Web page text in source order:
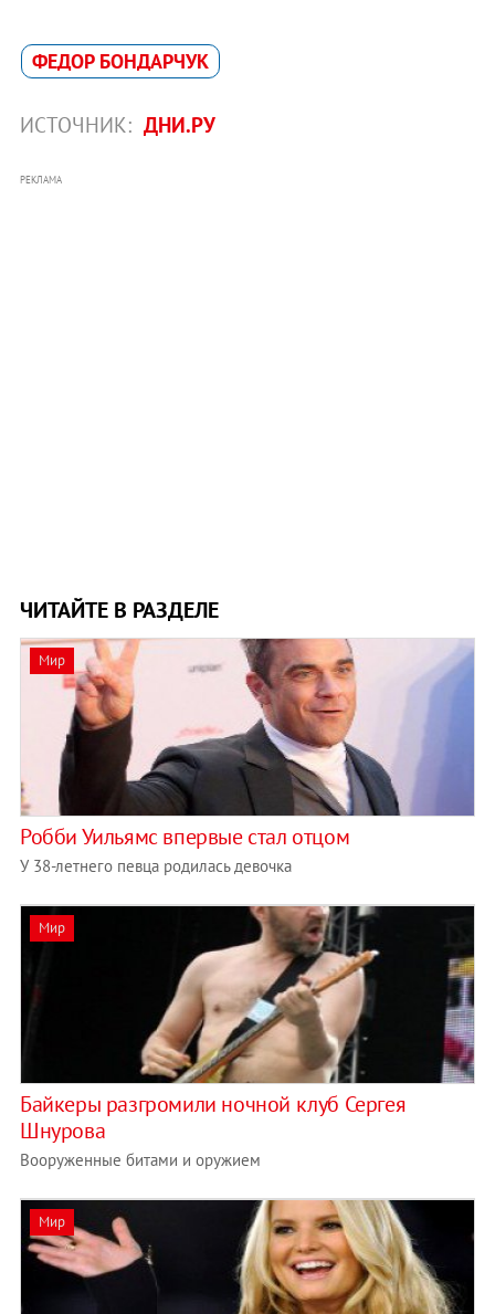
ФЕДОР БОНДАРЧУК
ИСТОЧНИК: ДНИ.РУ
РЕКЛАМА
ЧИТАЙТЕ В РАЗДЕЛЕ
Мир
Робби Уильямс впервые стал отцом
У 38-летнего певца родилась девочка
Мир
Байкеры разгромили ночной клуб Сергея
Шнурова
Вооруженные битами и оружием
Мир